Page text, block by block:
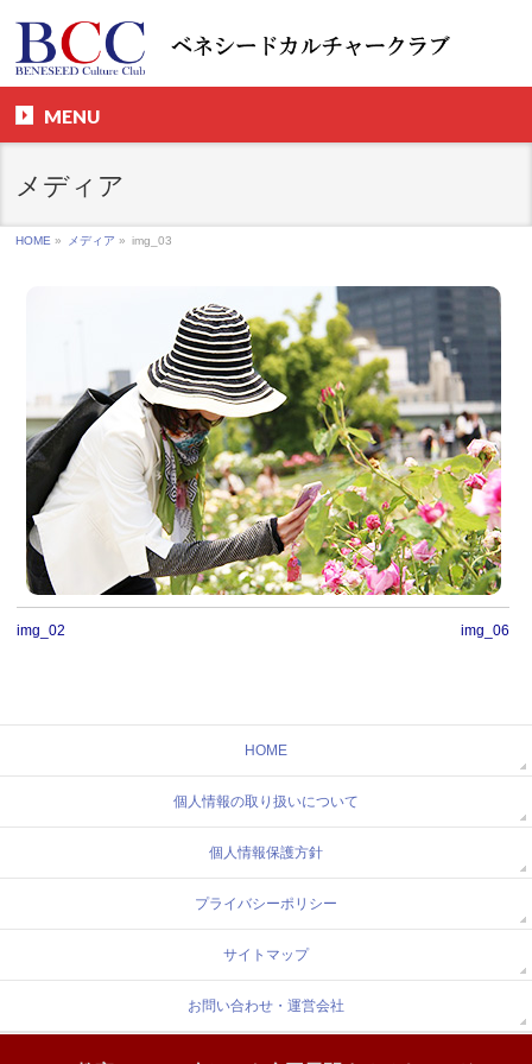
MENU
メディア
HOME » メディア » img_03
img_02 img_06
HOME
個人情報の取り扱いについて
個人情報保護方針
プライバシーポリシー
サイトマップ
お問い合わせ・運営会社